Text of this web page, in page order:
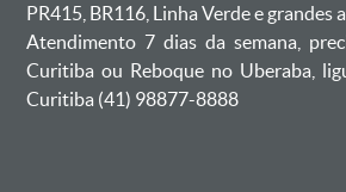
PR415, BR116, Linha Verde e grandes
Atendimento 7 dias da semana,
Curitiba ou Reboque no Uberaba,
Curitiba (41) 98877-8888